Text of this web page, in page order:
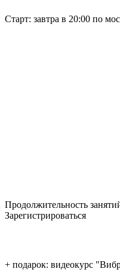
Старт: завтра в 20:00 по
Продолжительность
Зарегистрироваться
+ подарок: видеокурс